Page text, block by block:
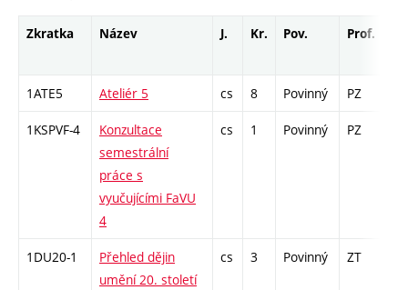
Zkratka Název J. Kr. Pov. Prof.
1ATE5 Ateliér 5 cs 8 Povinný PZ
1KSPVF-4
Konzultace
semestrální
práce s
vyučujícími FaVU
4
cs 1 Povinný PZ
1DU20-1
Přehled dějin
umění 20. století
cs 3 Povinný ZT